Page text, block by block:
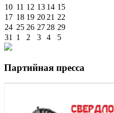
10 11 12 13 14 15
17 18 19 20 21 22
24 25 26 27 28 29
31
1 2 3 4 5
Партийная пресса